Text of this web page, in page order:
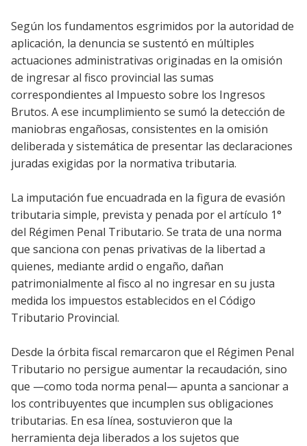
Según los fundamentos esgrimidos por la autoridad de
aplicación, la denuncia se sustentó en múltiples
actuaciones administrativas originadas en la omisión
de ingresar al fisco provincial las sumas
correspondientes al Impuesto sobre los Ingresos
Brutos. A ese incumplimiento se sumó la detección de
maniobras engañosas, consistentes en la omisión
deliberada y sistemática de presentar las declaraciones
juradas exigidas por la normativa tributaria.
La imputación fue encuadrada en la figura de evasión
tributaria simple, prevista y penada por el artículo 1°
del Régimen Penal Tributario. Se trata de una norma
que sanciona con penas privativas de la libertad a
quienes, mediante ardid o engaño, dañan
patrimonialmente al fisco al no ingresar en su justa
medida los impuestos establecidos en el Código
Tributario Provincial.
Desde la órbita fiscal remarcaron que el Régimen Penal
Tributario no persigue aumentar la recaudación, sino
que —como toda norma penal— apunta a sancionar a
los contribuyentes que incumplen sus obligaciones
tributarias. En esa línea, sostuvieron que la
herramienta deja liberados a los sujetos que